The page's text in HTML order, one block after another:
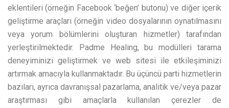
eklentileri (örneğin Facebook ‘beğen’ butonu) ve diğer içerik
geliştirme araçları (örneğin video dosyalarının oynatılmasını
veya yorum bölümlerini oluşturan hizmetler) tarafından
yerleştirilmektedir. Padme Healing, bu modülleri tarama
deneyiminizi geliştirmek ve web sitesi ile etkileşiminizi
artırmak amacıyla kullanmaktadır. Bu üçüncü parti hizmetlerin
bazıları, ayrıca davranışsal pazarlama, analitik ve/veya pazar
araştırması gibi amaçlarla kullanılan çerezler de